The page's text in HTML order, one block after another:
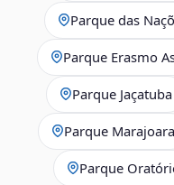
Parque das
Parque Erasmo
Parque Jaçatuba
Parque Marajoara
Parque